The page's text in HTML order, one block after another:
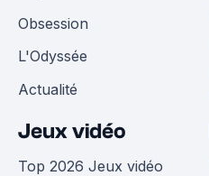
Obsession
L'Odyssée
Actualité
Jeux vidéo
Top 2026 Jeux vidéo